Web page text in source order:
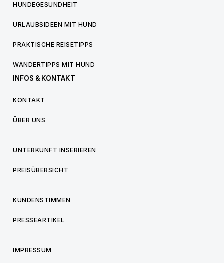
HUNDEGESUNDHEIT
URLAUBSIDEEN MIT HUND
PRAKTISCHE REISETIPPS
WANDERTIPPS MIT HUND
INFOS & KONTAKT
KONTAKT
ÜBER UNS
UNTERKUNFT INSERIEREN
PREISÜBERSICHT
KUNDENSTIMMEN
PRESSEARTIKEL
IMPRESSUM